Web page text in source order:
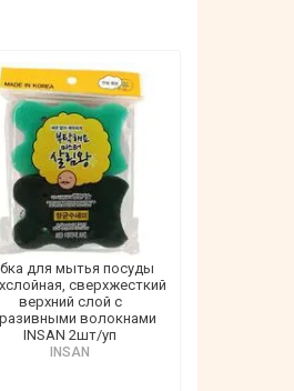
для мытья посуды
сверхжесткий
верхний слой с
волокнами
INSAN 2шт/уп
INSAN